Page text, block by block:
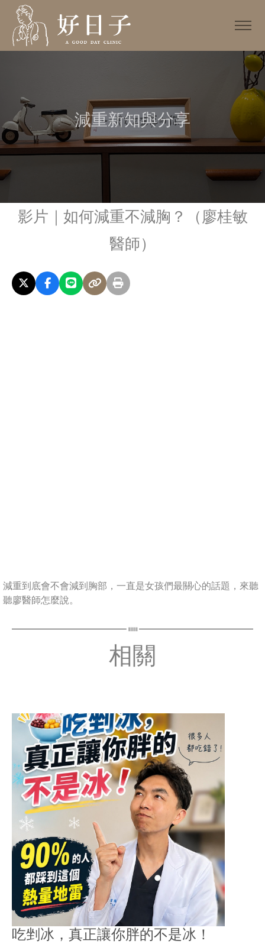
減重新知與分享
影片｜如何減重不減胸？（廖桂敏
醫師）
減重到底會不會減到胸部，一直是女孩們最關心的話題，來聽
聽廖醫師怎麼說。
相關
吃剉冰，真正讓你胖的不是冰！